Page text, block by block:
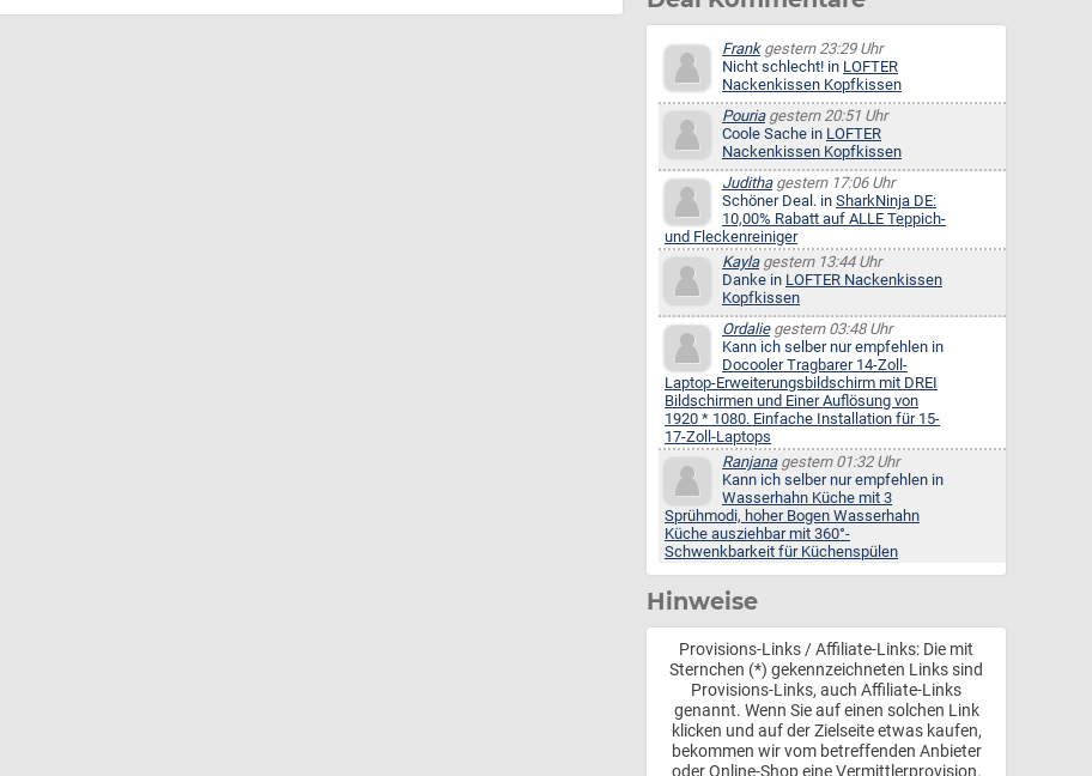
Frankgestern 23:29 Uhr
Nicht schlecht! in LOFTER
Nackenkissen Kopfkissen
Pouriagestern 20:51 Uhr
Coole Sache in LOFTER
Nackenkissen Kopfkissen
Judithagestern 17:06 Uhr
Schöner Deal. in SharkNinja DE:
10,00% Rabatt auf ALLE Teppich-
und Fleckenreiniger
Kaylagestern 13:44 Uhr
Danke in LOFTER Nackenkissen
Kopfkissen
Ordaliegestern 03:48 Uhr
Kann ich selber nur empfehlen in
Docooler Tragbarer 14-Zoll-
Laptop-Erweiterungsbildschirm mit DREI
Bildschirmen und Einer Auflösung von
1920 * 1080. Einfache Installation für 15-
17-Zoll-Laptops
Ranjanagestern 01:32 Uhr
Kann ich selber nur empfehlen in
Wasserhahn Küche mit 3
Sprühmodi, hoher Bogen Wasserhahn
Küche ausziehbar mit 360°-
Schwenkbarkeit für Küchenspülen
Hinweise
Provisions-Links / Affiliate-Links: Die mit
Sternchen (*) gekennzeichneten Links sind
Provisions-Links, auch Affiliate-Links
genannt. Wenn Sie auf einen solchen Link
klicken und auf der Zielseite etwas kaufen,
bekommen wir vom betreffenden Anbieter